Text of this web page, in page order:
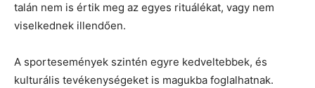
talán nem is értik meg az egyes rituálékat, vagy nem
viselkednek illendően.
A sportesemények szintén egyre kedveltebbek, és
kulturális tevékenységeket is magukba foglalhatnak.